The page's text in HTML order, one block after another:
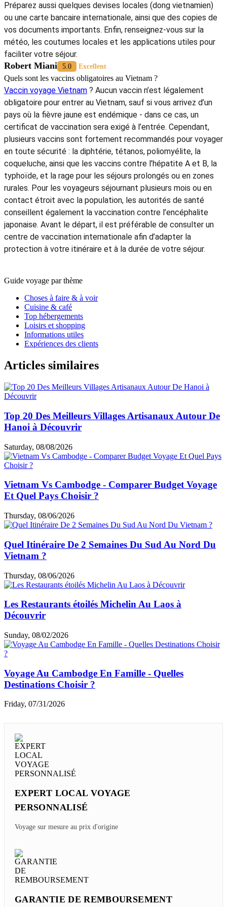
Préparez aussi quelques devises locales (dong vietnamien)
ou une carte bancaire internationale, ainsi que des copies de
vos documents importants. Enfin, renseignez-vous sur la
météo, les coutumes locales et les applications utiles pour
faciliter votre séjour.
Robert Miani 5.0 Excellent
Quels sont les vaccins obligatoires au Vietnam ?
Vaccin voyage Vietnam ? Aucun vaccin n’est légalement
obligatoire pour entrer au Vietnam, sauf si vous arrivez d’un
pays où la fièvre jaune est endémique - dans ce cas, un
certificat de vaccination sera exigé à l’entrée. Cependant,
plusieurs vaccins sont fortement recommandés pour voyager
en toute sécurité : la diphtérie, tétanos, poliomyélite, la
coqueluche, ainsi que les vaccins contre l’hépatite A et B, la
typhoïde, et la rage pour les séjours prolongés ou en zones
rurales. Pour les voyageurs séjournant plusieurs mois ou en
contact étroit avec la population, les autorités de santé
conseillent également la vaccination contre l’encéphalite
japonaise. Avant le départ, il est préférable de consulter un
centre de vaccination internationale afin d’adapter la
protection à votre itinéraire et à la durée de votre séjour.
Guide voyage par thème
Choses à faire & à voir
Cuisine & café
Top hébergements
Loisirs et shopping
Informations utiles
Expériences des clients
Articles similaires
Top 20 Des Meilleurs Villages Artisanaux Autour De
Hanoi à Découvrir
Saturday, 08/08/2026
Vietnam Vs Cambodge - Comparer Budget Voyage
Et Quel Pays Choisir ?
Thursday, 08/06/2026
Quel Itinéraire De 2 Semaines Du Sud Au Nord Du
Vietnam ?
Thursday, 08/06/2026
Les Restaurants étoilés Michelin Au Laos à
Découvrir
Sunday, 08/02/2026
Voyage Au Cambodge En Famille - Quelles
Destinations Choisir ?
Friday, 07/31/2026
EXPERT LOCAL VOYAGE
PERSONNALISÉ
Voyage sur mesure au prix d'origine
GARANTIE DE REMBOURSEMENT